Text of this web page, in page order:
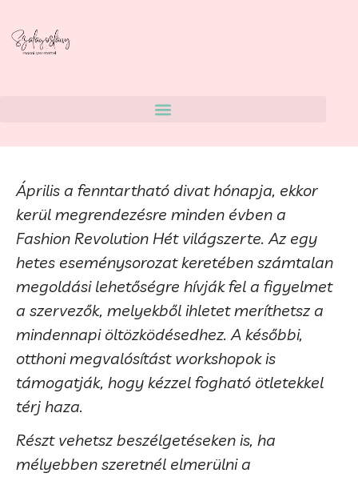
Április a fenntartható divat hónapja, ekkor
kerül megrendezésre minden évben a
Fashion Revolution Hét világszerte. Az egy
hetes eseménysorozat keretében számtalan
megoldási lehetőségre hívják fel a figyelmet
a szervezők, melyekből ihletet meríthetsz a
mindennapi öltözködésedhez. A későbbi,
otthoni megvalósítást workshopok is
támogatják, hogy kézzel fogható ötletekkel
térj haza.
Részt vehetsz beszélgetéseken is, ha
mélyebben szeretnél elmerülni a